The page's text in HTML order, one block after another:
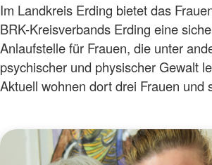
Im Landkreis Erding bietet das
BRK-Kreisverbands Erding eine
Anlaufstelle für Frauen, die unter
psychischer und physischer Gewalt
Aktuell wohnen dort drei Frauen